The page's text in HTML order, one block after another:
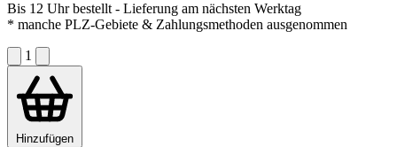
Bis 12 Uhr bestellt- Lieferung am nächsten Werktag
* manche PLZ-Gebiete & Zahlungsmethoden ausgenommen
1
Hinzufügen